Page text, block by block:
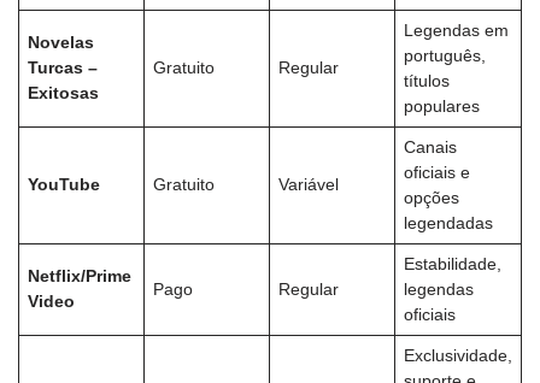
Novelas
Turcas –
Exitosas
Gratuito Regular
Legendas em
português,
títulos
populares
YouTube Gratuito Variável
Canais
oficiais e
opções
legendadas
Netflix/Prime
Video
Pago Regular
Estabilidade,
legendas
oficiais
Exclusividade,